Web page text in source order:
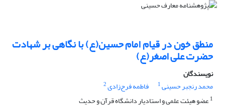
منطق خون در قیام امام حسین(ع) با نگاهی بر شهادت
حضرت علی اصغر(ع)
نویسندگان
محمد رنجبر حسینی1 فاطمه فرح‌زادی2
1عضو هیئت علمی و استادیار دانشگاه قرآن و حدیث